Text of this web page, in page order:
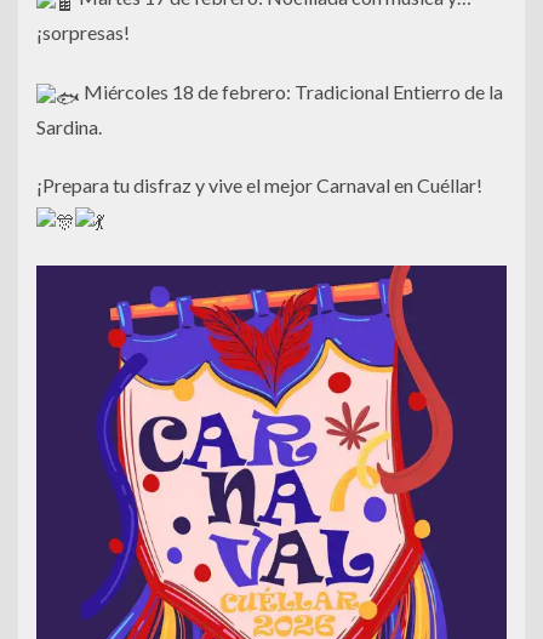
¡sorpresas!
Miércoles 18 de febrero: Tradicional Entierro de la
Sardina.
¡Prepara tu disfraz y vive el mejor Carnaval en Cuéllar!